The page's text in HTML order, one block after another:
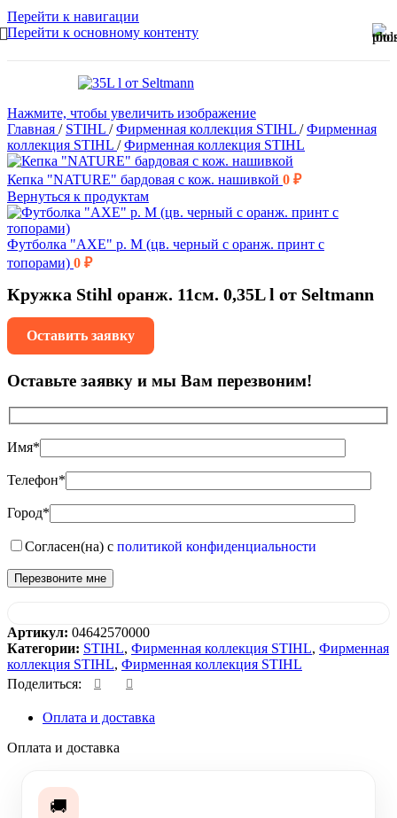
Перейти к навигации
Перейти к основному контенту
Нажмите, чтобы увеличить изображение
Главная / STIHL / Фирменная коллекция STIHL / Фирменная
коллекция STIHL / Фирменная коллекция STIHL
Кепка "NATURE" бардовая с кож. нашивкой 0 ₽
Вернуться к продуктам
Футболка "AXE" р. M (цв. черный с оранж. принт с
топорами) 0 ₽
Кружка Stihl оранж. 11см. 0,35L l от Seltmann
Оставить заявку
Оставьте заявку и мы Вам перезвоним!
Имя*
Телефон*
Город*
Согласен(на) с политикой конфиденциальности
Артикул: 04642570000
Категории: STIHL, Фирменная коллекция STIHL, Фирменная
коллекция STIHL, Фирменная коллекция STIHL
Поделиться:
Оплата и доставка
Оплата и доставка
🚚